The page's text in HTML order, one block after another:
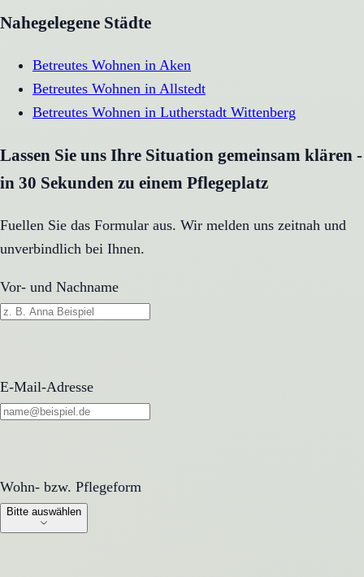
Nahegelegene Städte
Betreutes Wohnen in Aken
Betreutes Wohnen in Allstedt
Betreutes Wohnen in Lutherstadt Wittenberg
Lassen Sie uns Ihre Situation gemeinsam klären -
in 30 Sekunden zu einem Pflegeplatz
Fuellen Sie das Formular aus. Wir melden uns zeitnah und
unverbindlich bei Ihnen.
Vor- und Nachname
E-Mail-Adresse
Wohn- bzw. Pflegeform
Wohn- bzw. Pflegeform
Bitte auswählen